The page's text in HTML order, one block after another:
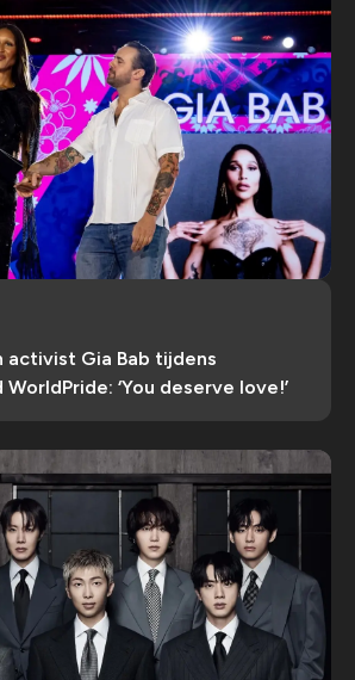
activist Gia Bab tijdens
‘You deserve love!’